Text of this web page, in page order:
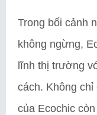
Trong bối cảnh
không ngừng,
lĩnh thị trường
cách. Không
của Ecochic